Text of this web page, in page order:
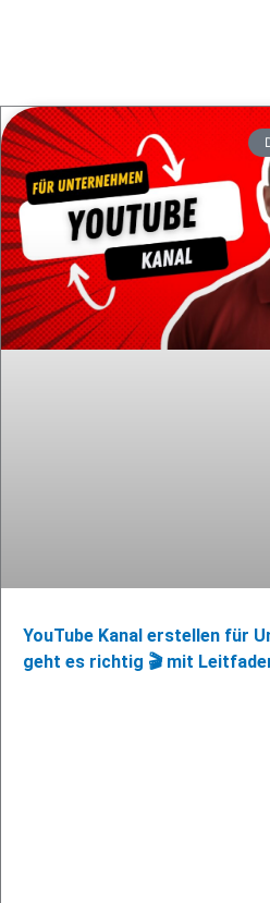
YouTube Kanal erstellen für
geht es richtig 🎬 mit